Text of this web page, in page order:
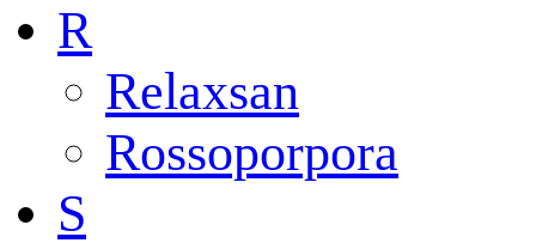
R
Relaxsan
Rossoporpora
S